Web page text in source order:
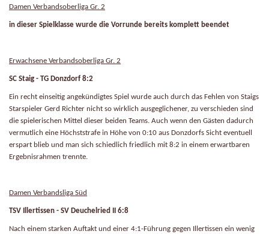
Damen Verbandsoberliga Gr. 2
in dieser Spielklasse wurde die Vorrunde bereits komplett beendet
Erwachsene Verbandsoberliga Gr. 2
SC Staig - TG Donzdorf 8:2
Ein recht einseitig angekündigtes Spiel wurde auch durch das Fehlen von Staigs
Starspieler Gerd Richter nicht so wirklich ausgeglichener, zu verschieden sind
die spielerischen Mittel dieser beiden Teams. Auch wenn den Gästen dadurch
vermutlich eine Höchststrafe in Höhe von 0:10 aus Donzdorfs Sicht eventuell
erspart blieb und man sich schiedlich friedlich mit 8:2 in einem erwartbaren
Ergebnisrahmen trennte.
Damen Verbandsliga Süd
TSV Illertissen - SV Deuchelried II 6:8
Nach einem starken Auftakt und einer 4:1-Führung gegen Illertissen ein wenig